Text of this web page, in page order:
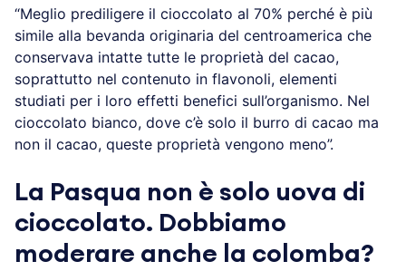
“Meglio prediligere il cioccolato al 70% perché è più
simile alla bevanda originaria del centroamerica che
conservava intatte tutte le proprietà del cacao,
soprattutto nel contenuto in flavonoli, elementi
studiati per i loro effetti benefici sull’organismo. Nel
cioccolato bianco, dove c’è solo il burro di cacao ma
non il cacao, queste proprietà vengono meno”.
La Pasqua non è solo uova di
cioccolato. Dobbiamo
moderare anche la colomba?